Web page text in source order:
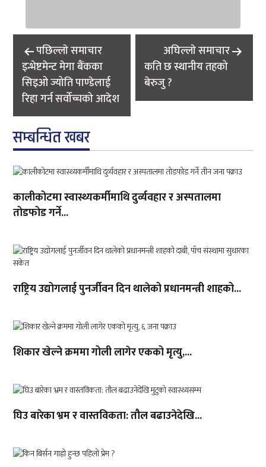
Post
navigation
पछिल्लाे समाचार
इन्भेष्टमेन्ट मेगा बैंकका
सिइओ ज्योति पाण्डेलाई
रिहा गर्न सर्वोच्चको आदेश
अघिल्लाे समाचार
कति छ स्थानीय तहको
बेरुजु ?
सम्बन्धित खबर
कालीकोटमा स्वास्थ्यकर्मीमाथि दुर्व्यवहार र अस्पतालमा
तोडफोड गर्ने...
राष्ट्रिय उद्योगलाई पुनर्जीवन दिन थालेको प्रधानमन्त्री शाहको...
शिकार खेल्ने क्रममा गोली लागेर एकको मृत्यु,...
घिउ बारेका भ्रम र वास्तविकता: तौल बढाउनेदेखि...